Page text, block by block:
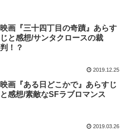
映画『三十四丁目の奇蹟』あらす
じと感想/サンタクロースの裁
判！？
2019.12.25
映画『ある日どこかで』あらすじ
と感想/素敵なSFラブロマンス
2019.03.26